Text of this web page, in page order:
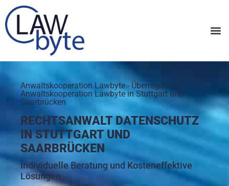
Anwaltskooperation Lawbyte - Überregionale
Anwaltskooperation Lawbyte in Stuttgart und
Saarbrücken
RECHTSANWALT DATENSCHUTZ
IN STUTTGART UND
SAARBRÜCKEN
Individuelle Beratung und Kosteneffektive
Lösungen